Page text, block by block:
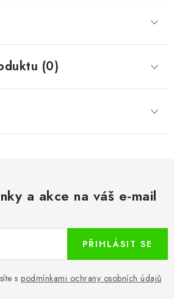
(0)
a akce na váš e-mail
s podmínkami ochrany osobních údajů
PŘIHLÁSIT SE